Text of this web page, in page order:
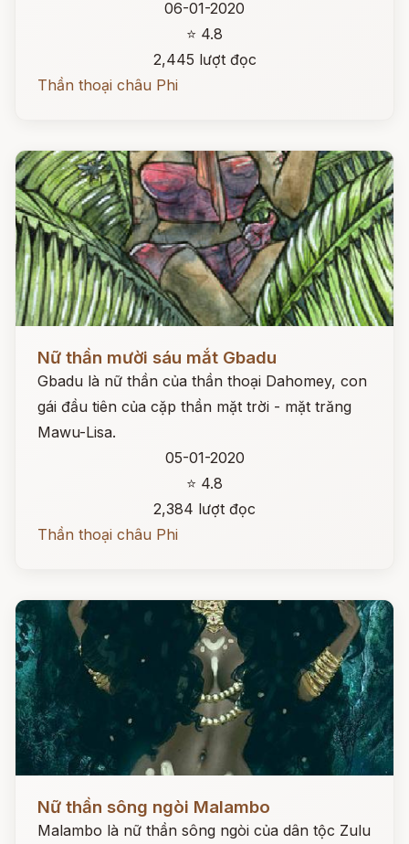
06-01-2020
⭐ 4.8
2,445 lượt đọc
Thần thoại châu Phi
Nữ thần mười sáu mắt Gbadu
Gbadu là nữ thần của thần thoại Dahomey, con
gái đầu tiên của cặp thần mặt trời - mặt trăng
Mawu-Lisa.
05-01-2020
⭐ 4.8
2,384 lượt đọc
Thần thoại châu Phi
Nữ thần sông ngòi Malambo
Malambo là nữ thần sông ngòi của dân tộc Zulu